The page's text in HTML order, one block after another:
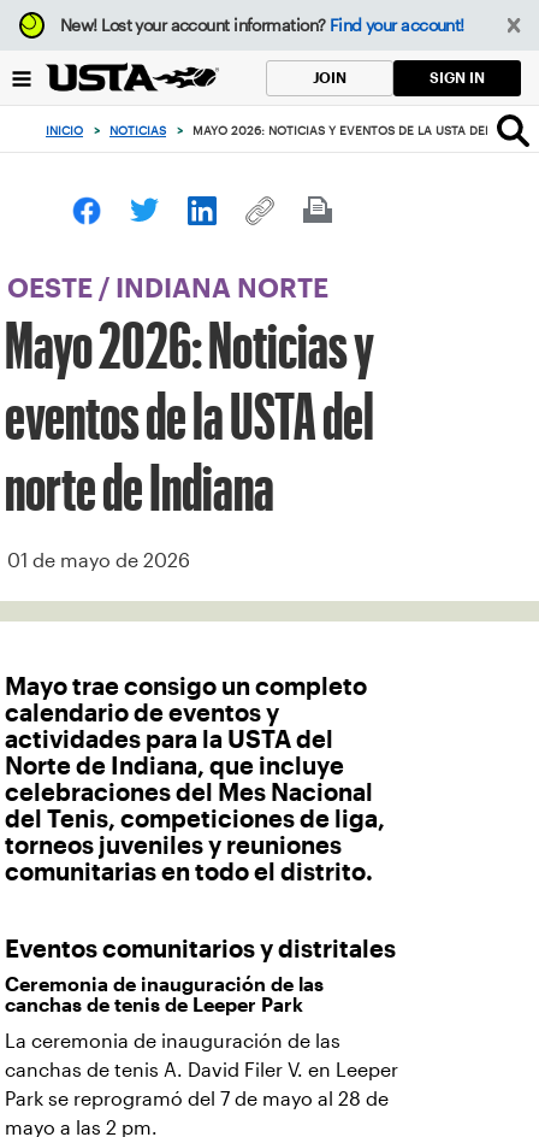
Enfoque
desde
botón
volver
principio
New!Lost your account information? Find your account!
JOIN SIGN IN
INICIO > NOTICIAS > MAYO 2026: NOTICIAS Y EVENTOS DE LA USTA DEL NORTE
OESTE / INDIANA NORTE
Mayo 2026: Noticias y
eventos de la USTA del
norte de Indiana
01 de mayo de 2026
Mayo trae consigo un completo
calendario de eventos y
actividades para la USTA del
Norte de Indiana, que incluye
celebraciones del Mes Nacional
del Tenis, competiciones de liga,
torneos juveniles y reuniones
comunitarias en todo el distrito.
Eventos comunitarios y distritales
Ceremonia de inauguración de las
canchas de tenis de Leeper Park
La ceremonia de inauguración de las
canchas de tenis A. David Filer V. en Leeper
Park se reprogramó del 7 de mayo al 28 de
mayo a las 2 pm.